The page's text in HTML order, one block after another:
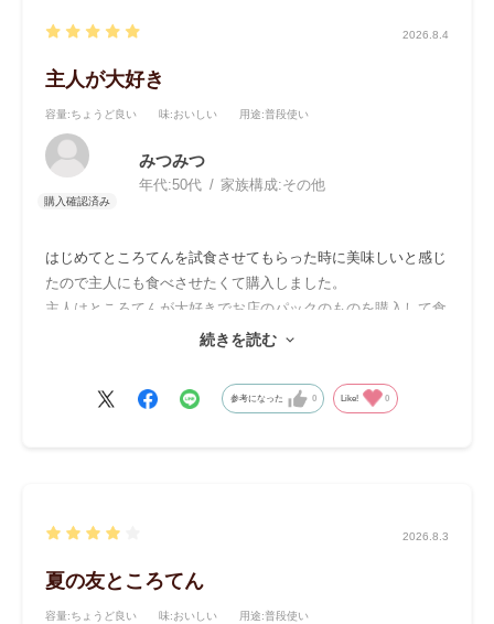
2026.8.4
主人が大好き
容量:ちょうど良い 味:おいしい 用途:普段使い
みつみつ
年代:50代 家族構成:その他
はじめてところてんを試食させてもらった時に美味しいと感じ
たので主人にも食べさせたくて購入しました。
主人はところてんが大好きでお店のパックのものを購入して食
べていますが、今回作って食べさせてみたらとても美味しいと
作り方も簡単だし天つきも楽しくて、毎回美味しく食べてま
続きを読む
参考になった 0 Like! 0
2026.8.3
夏の友ところてん
容量:ちょうど良い 味:おいしい 用途:普段使い